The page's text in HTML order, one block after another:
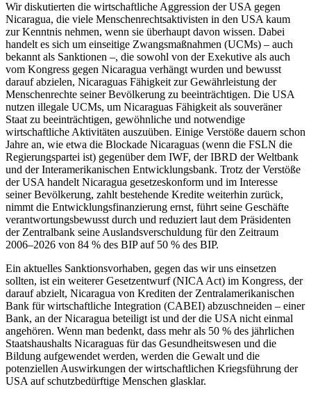
Wir diskutierten die wirtschaftliche Aggression der USA gegen
Nicaragua, die viele Menschenrechtsaktivisten in den USA kaum
zur Kenntnis nehmen, wenn sie überhaupt davon wissen. Dabei
handelt es sich um einseitige Zwangsmaßnahmen (UCMs) – auch
bekannt als Sanktionen –, die sowohl von der Exekutive als auch
vom Kongress gegen Nicaragua verhängt wurden und bewusst
darauf abzielen, Nicaraguas Fähigkeit zur Gewährleistung der
Menschenrechte seiner Bevölkerung zu beeinträchtigen. Die USA
nutzen illegale UCMs, um Nicaraguas Fähigkeit als souveräner
Staat zu beeinträchtigen, gewöhnliche und notwendige
wirtschaftliche Aktivitäten auszuüben. Einige Verstöße dauern schon
Jahre an, wie etwa die Blockade Nicaraguas (wenn die FSLN die
Regierungspartei ist) gegenüber dem IWF, der IBRD der Weltbank
und der Interamerikanischen Entwicklungsbank. Trotz der Verstöße
der USA handelt Nicaragua gesetzeskonform und im Interesse
seiner Bevölkerung, zahlt bestehende Kredite weiterhin zurück,
nimmt die Entwicklungsfinanzierung ernst, führt seine Geschäfte
verantwortungsbewusst durch und reduziert laut dem Präsidenten
der Zentralbank seine Auslandsverschuldung für den Zeitraum
2006–2026 von 84 % des BIP auf 50 % des BIP.
Ein aktuelles Sanktionsvorhaben, gegen das wir uns einsetzen
sollten, ist ein weiterer Gesetzentwurf (NICA Act) im Kongress, der
darauf abzielt, Nicaragua von Krediten der Zentralamerikanischen
Bank für wirtschaftliche Integration (CABEI) abzuschneiden – einer
Bank, an der Nicaragua beteiligt ist und der die USA nicht einmal
angehören. Wenn man bedenkt, dass mehr als 50 % des jährlichen
Staatshaushalts Nicaraguas für das Gesundheitswesen und die
Bildung aufgewendet werden, werden die Gewalt und die
potenziellen Auswirkungen der wirtschaftlichen Kriegsführung der
USA auf schutzbedürftige Menschen glasklar.